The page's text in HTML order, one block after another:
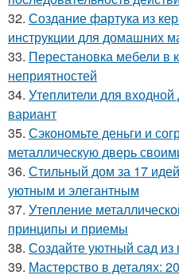
32. Создание фартука из
инструкции для домашних
33. Перестановка мебели в
неприятностей
34. Утеплители для
вариант
35. Сэкономьте деньги и
металлическую дверь
36. Стильный дом за 17
уютным и элегантным
37. Утепление
принципы и приемы
38. Создайте уютный сад из
39. Мастерство в деталях: